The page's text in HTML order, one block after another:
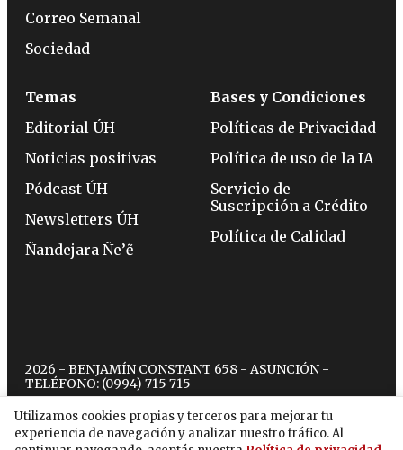
Utilizamos cookies propias y terceros para mejorar tu
experiencia de navegación y analizar nuestro tráfico. Al
Correo Semanal
Sociedad
Temas
Editorial ÚH
Noticias positivas
Pódcast ÚH
Newsletters ÚH
Ñandejara Ñe’ẽ
Bases y Condiciones
Políticas de Privacidad
Política de uso de la IA
Servicio de
Suscripción a Crédito
Política de Calidad
2026 - BENJAMÍN CONSTANT 658 - ASUNCIÓN -
TELÉFONO: (0994) 715 715
twitterinstagram
facebook
tiktokyoutubespotify